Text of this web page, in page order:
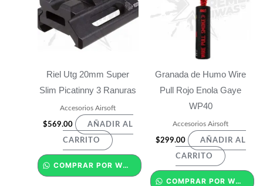
Riel Utg 20mm Super
Slim Picatinny 3 Ranuras
Accesorios Airsoft
$569.00 AÑADIR AL
CARRITO
COMPRAR POR WHATSAPP
Granada de Humo Wire
Pull Rojo Enola Gaye
WP40
Accesorios Airsoft
$299.00 AÑADIR AL
CARRITO
COMPRAR POR WHATSAPP